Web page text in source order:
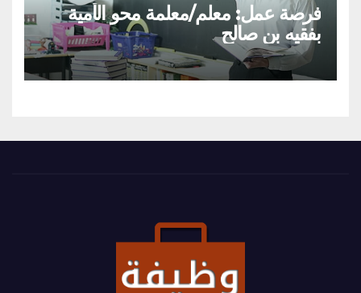
فرصة عمل: معلم/معلمة محو الأمية
بفقيه بن صالح